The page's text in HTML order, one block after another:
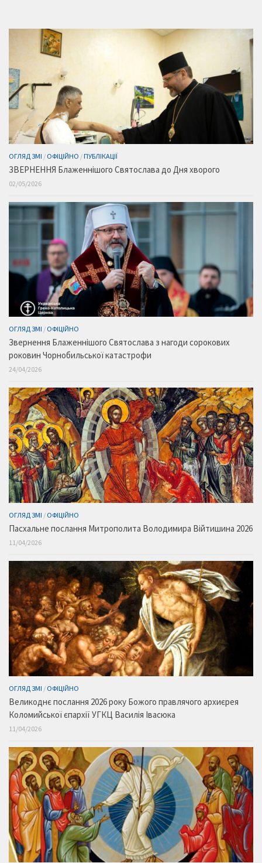
ОГЛЯД ЗМІ / ОФІЦІЙНО /ПУБЛІКАЦІЇ
ЗВЕРНЕННЯ Блаженнішого Святослава до Дня хворого
02/05/2026
ОГЛЯД ЗМІ / ОФІЦІЙНО
Звернення Блаженнішого Святослава з нагоди сорокових
роковин Чорнобильської катастрофи
24/04/2026
ОГЛЯД ЗМІ / ОФІЦІЙНО
Пасхальне послання Митрополита Володимира Війтишина 2026
11/04/2026
ОГЛЯД ЗМІ / ОФІЦІЙНО
Великоднє послання 2026 року Божого правлячого архиєрея
Коломийської єпархії УГКЦ Василія Івасюка
11/04/2026